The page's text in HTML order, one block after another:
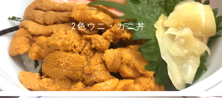
2色ウニ・カニ丼